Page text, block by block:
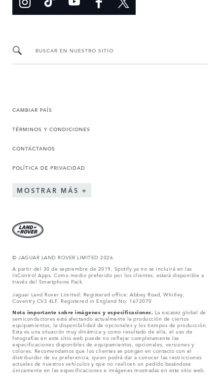
BUSCAR EN NUESTRO SITIO
CAMBIAR PAÍS
TÉRMINOS Y CONDICIONES
CONTÁCTANOS
POLÍTICA DE PRIVACIDAD
MOSTRAR MÁS
© JAGUAR LAND ROVER LIMITED 2026
A partir del 30 de septiembre de 2019, Spotify ya no se incluirá en las
InControl Apps. Como medio preferido por los clientes, estará disponible a
través del Smartphone Pack.
Jaguar Land Rover Limited: Registered office: Abbey Road, Whitley,
Coventry CV3 4LF. Registered in England No: 1672070
Nota importante sobre imágenes y especificaciones. La escasez global de
semiconductores está afectando actualmente la producción de ciertos
equipamientos, la disponibilidad de opcionales y los tiempos de producción.
Esta es una situación muy dinámica y como resultado de ella, el uso de
fotografías en este sitio web puede no reflejar completamente las
especificaciones disponibles de equipamientos, opcionales, versiones y
colores. Recomendamos que los clientes se pongan en contacto con el
distribuidor de su preferencia, quien podrá dar a conocer las restricciones
actuales de nuestros vehículos y que no realicen un pedido basándose
únicamente en las especificaciones e imágenes mostradas en este sitio web.